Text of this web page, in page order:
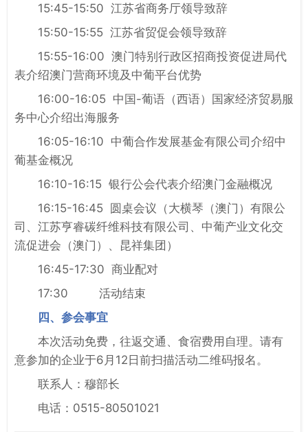
15:45-15:50 江苏省商务厅领导致辞
15:50-15:55 江苏省贸促会领导致辞
15:55-16:00 澳门特别行政区招商投资促进局代
表介绍澳门营商环境及中葡平台优势
16:00-16:05 中国-葡语（西语）国家经济贸易服
务中心介绍出海服务
16:05-16:10 中葡合作发展基金有限公司介绍中
葡基金概况
16:10-16:15 银行公会代表介绍澳门金融概况
16:15-16:45 圆桌会议（大横琴（澳门）有限公
司、江苏亨睿碳纤维科技有限公司、中葡产业文化交
流促进会（澳门）、昆祥集团）
16:45-17:30 商业配对
17:30 活动结束
四、参会事宜
本次活动免费，往返交通、食宿费用自理。请有
意参加的企业于6月12日前扫描活动二维码报名。
联系人：穆部长
电话：0515-80501021